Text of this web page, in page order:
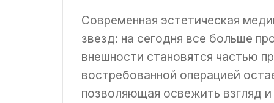
Современная эстетическая
звезд: на сегодня все больше
внешности становятся частью
востребованной операцией
позволяющая освежить взгляд